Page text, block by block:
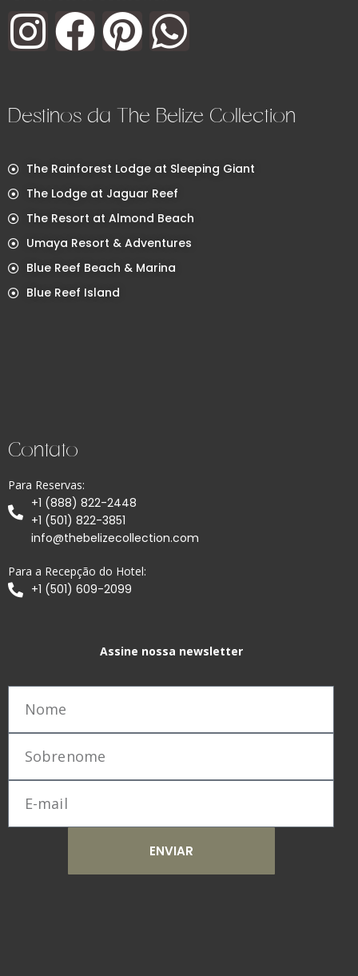
Destinos da The Belize Collection
The Rainforest Lodge at Sleeping Giant
The Lodge at Jaguar Reef
The Resort at Almond Beach
Umaya Resort & Adventures
Blue Reef Beach & Marina
Blue Reef Island
Contato
Para Reservas:
+1 (888) 822-2448
+1 (501) 822-3851
info@thebelizecollection.com
Para a Recepção do Hotel:
+1 (501) 609-2099
Assine nossa newsletter
ENVIAR